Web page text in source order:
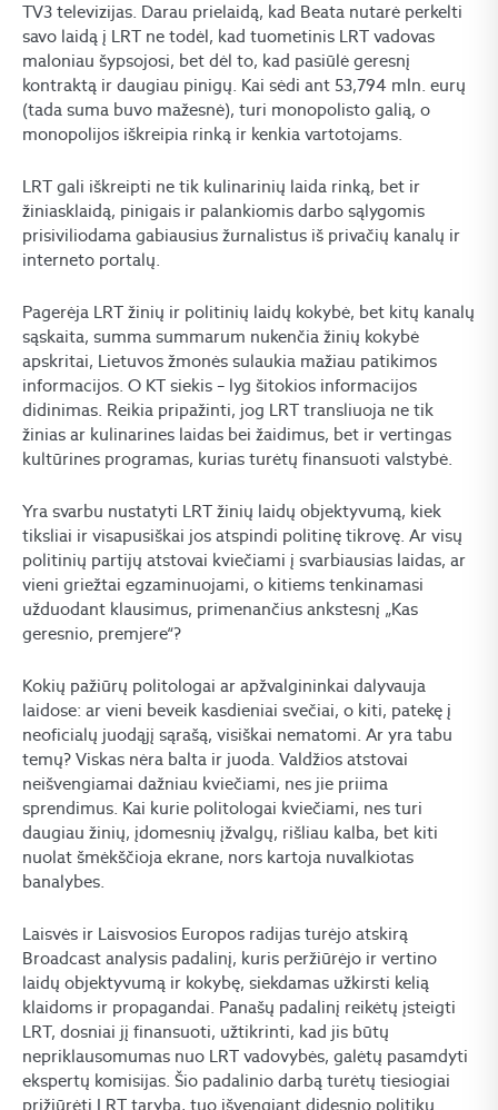
TV3 televizijas. Darau prielaidą, kad Beata nutarė perkelti
savo laidą į LRT ne todėl, kad tuometinis LRT vadovas
maloniau šypsojosi, bet dėl to, kad pasiūlė geresnį
kontraktą ir daugiau pinigų. Kai sėdi ant 53,794 mln. eurų
(tada suma buvo mažesnė), turi monopolisto galią, o
monopolijos iškreipia rinką ir kenkia vartotojams.
LRT gali iškreipti ne tik kulinarinių laida rinką, bet ir
žiniasklaidą, pinigais ir palankiomis darbo sąlygomis
prisiviliodama gabiausius žurnalistus iš privačių kanalų ir
interneto portalų.
Pagerėja LRT žinių ir politinių laidų kokybė, bet kitų kanalų
sąskaita, summa summarum nukenčia žinių kokybė
apskritai, Lietuvos žmonės sulaukia mažiau patikimos
informacijos. O KT siekis – lyg šitokios informacijos
didinimas. Reikia pripažinti, jog LRT transliuoja ne tik
žinias ar kulinarines laidas bei žaidimus, bet ir vertingas
kultūrines programas, kurias turėtų finansuoti valstybė.
Yra svarbu nustatyti LRT žinių laidų objektyvumą, kiek
tiksliai ir visapusiškai jos atspindi politinę tikrovę. Ar visų
politinių partijų atstovai kviečiami į svarbiausias laidas, ar
vieni griežtai egzaminuojami, o kitiems tenkinamasi
užduodant klausimus, primenančius ankstesnį „Kas
geresnio, premjere“?
Kokių pažiūrų politologai ar apžvalgininkai dalyvauja
laidose: ar vieni beveik kasdieniai svečiai, o kiti, patekę į
neoficialų juodąjį sąrašą, visiškai nematomi. Ar yra tabu
temų? Viskas nėra balta ir juoda. Valdžios atstovai
neišvengiamai dažniau kviečiami, nes jie priima
sprendimus. Kai kurie politologai kviečiami, nes turi
daugiau žinių, įdomesnių įžvalgų, rišliau kalba, bet kiti
nuolat šmėkščioja ekrane, nors kartoja nuvalkiotas
banalybes.
Laisvės ir Laisvosios Europos radijas turėjo atskirą
Broadcast analysis padalinį, kuris peržiūrėjo ir vertino
laidų objektyvumą ir kokybę, siekdamas užkirsti kelią
klaidoms ir propagandai. Panašų padalinį reikėtų įsteigti
LRT, dosniai jį finansuoti, užtikrinti, kad jis būtų
nepriklausomumas nuo LRT vadovybės, galėtų pasamdyti
ekspertų komisijas. Šio padalinio darbą turėtų tiesiogiai
prižiūrėti LRT taryba, tuo išvengiant didesnio politikų